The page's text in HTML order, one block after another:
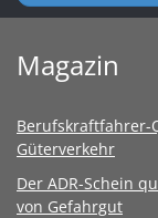
Magazin
Berufskraftfahrer-
Güterverkehr
Der ADR-Schein
von Gefahrgut